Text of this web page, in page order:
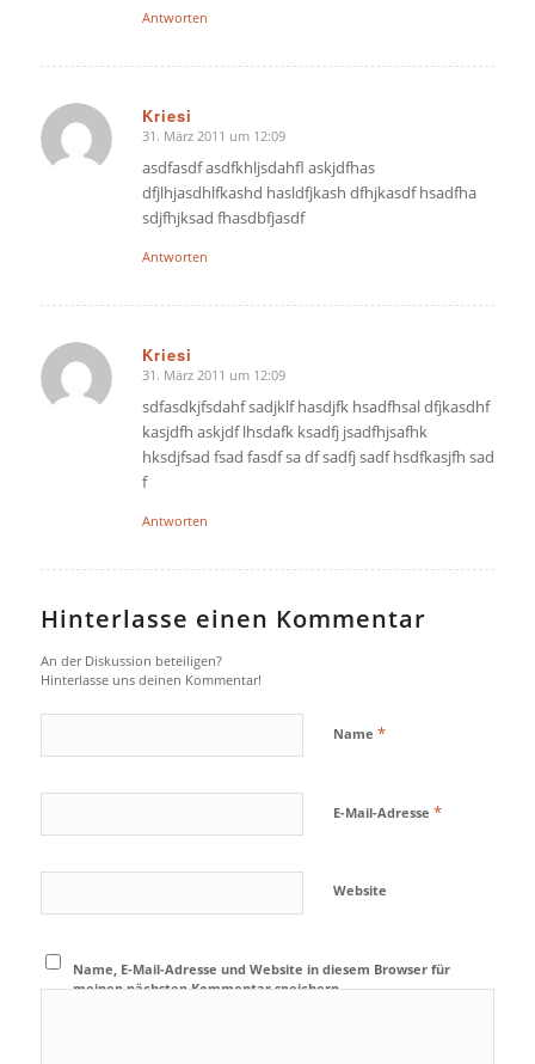
Antworten
Kriesi
sagte:
31. März 2011 um 12:09
asdfasdf asdfkhljsdahfl askjdfhas
dfjlhjasdhlfkashd hasldfjkash dfhjkasdf hsadfha
sdjfhjksad fhasdbfjasdf
Antworten
Kriesi
sagte:
31. März 2011 um 12:09
sdfasdkjfsdahf sadjklf hasdjfk hsadfhsal dfjkasdhf
kasjdfh askjdf lhsdafk ksadfj jsadfhjsafhk
hksdjfsad fsad fasdf sa df sadfj sadf hsdfkasjfh sad
f
Antworten
Hinterlasse einen Kommentar
An der Diskussion beteiligen?
Hinterlasse uns deinen Kommentar!
Name *
E-Mail-Adresse *
Website
Name, E-Mail-Adresse und Website in diesem Browser für
meinen nächsten Kommentar speichern.